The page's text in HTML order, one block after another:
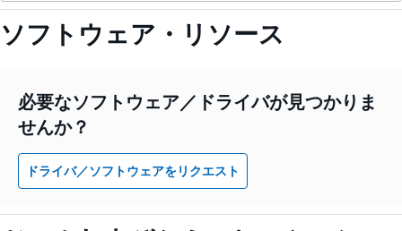
ソフトウェア・リソース
必要なソフトウェア／ドライバが見つかりま
せんか？
ドライバ／ソフトウェアをリクエスト